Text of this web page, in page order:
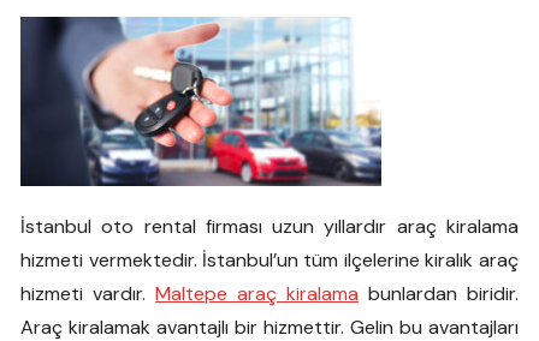
İstanbul oto rental firması uzun yıllardır araç kiralama
hizmeti vermektedir. İstanbul’un tüm ilçelerine kiralık araç
hizmeti vardır.Maltepe araç kiralama bunlardan biridir.
Araç kiralamak avantajlı bir hizmettir. Gelin bu avantajları